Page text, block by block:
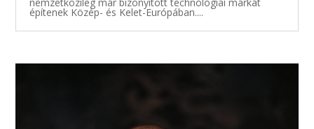
építenek Közép- és Kelet-Európában....